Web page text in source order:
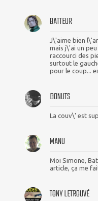
BATTEUR
J\'aime bien
mais j\'ai un
raccourci des
surtout le
pour le coup...
DONUTS
La couv\' est
MANU
Moi Simone,
article, ça me
TONY LETROUVÉ